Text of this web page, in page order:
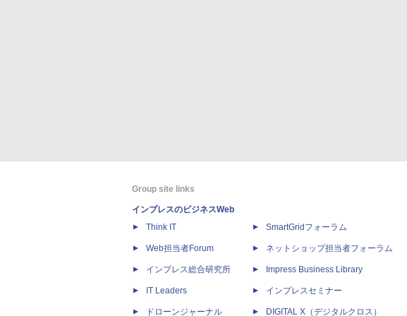
Group site links
インプレスのビジネスWeb
Think IT
Web担当者Forum
インプレス総合研究所
IT Leaders
ドローンジャーナル
SmartGridフォーラム
ネットショップ担当者フォーラム
Impress Business Library
インプレスセミナー
DIGITAL X（デジタルクロス）